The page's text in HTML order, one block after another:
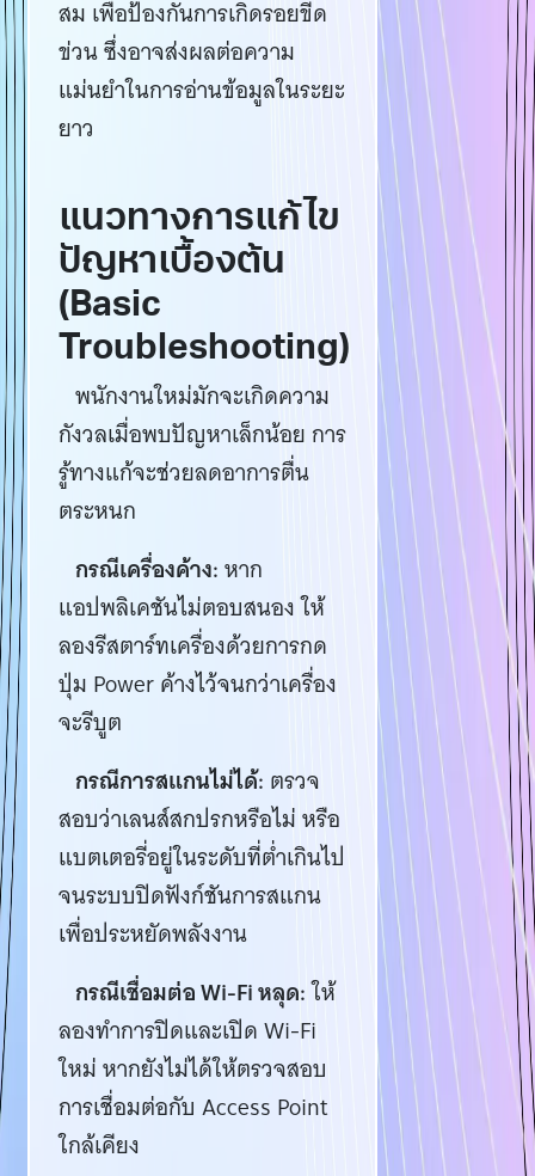
สม เพื่อป้องกันการเกิดรอยขีด
ข่วน ซึ่งอาจส่งผลต่อความ
แม่นยำในการอ่านข้อมูลในระยะ
ยาว
แนวทางการแก้ไข
ปัญหาเบื้องต้น
(Basic
Troubleshooting)
พนักงานใหม่มักจะเกิดความ
กังวลเมื่อพบปัญหาเล็กน้อย การ
รู้ทางแก้จะช่วยลดอาการตื่น
ตระหนก
กรณีเครื่องค้าง:หาก
แอปพลิเคชันไม่ตอบสนอง ให้
ลองรีสตาร์ทเครื่องด้วยการกด
ปุ่ม Power ค้างไว้จนกว่าเครื่อง
จะรีบูต
กรณีการสแกนไม่ได้: ตรวจ
สอบว่าเลนส์สกปรกหรือไม่ หรือ
แบตเตอรี่อยู่ในระดับที่ต่ำเกินไป
จนระบบปิดฟังก์ชันการสแกน
เพื่อประหยัดพลังงาน
กรณีเชื่อมต่อ Wi-Fi หลุด:ให้
ลองทำการปิดและเปิด Wi-Fi
ใหม่ หากยังไม่ได้ให้ตรวจสอบ
การเชื่อมต่อกับ Access Point
ใกล้เคียง